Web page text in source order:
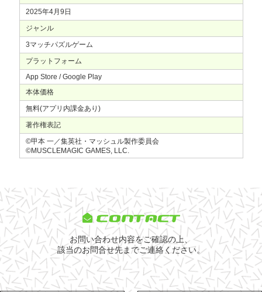
2025年4月9日
ジャンル
3マッチパズルゲーム
プラットフォーム
App Store / Google Play
本体価格
無料(アプリ内課金あり)
著作権表記
©甲本 一／集英社・マッシュル製作委員会
©MUSCLEMAGIC GAMES, LLC.
CONTACT
お問い合わせ内容をご確認の上、
該当のお問合せ先までご連絡ください。